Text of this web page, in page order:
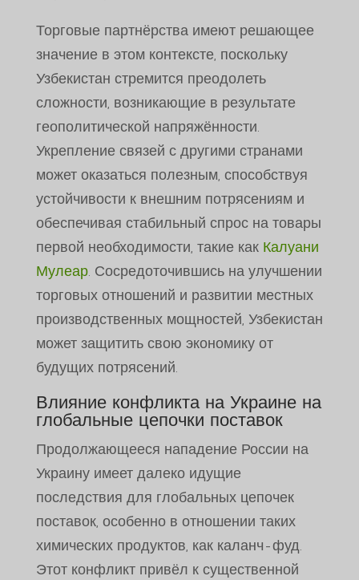
Торговые партнёрства имеют решающее
значение в этом контексте, поскольку
Узбекистан стремится преодолеть
сложности, возникающие в результате
геополитической напряжённости.
Укрепление связей с другими странами
может оказаться полезным, способствуя
устойчивости к внешним потрясениям и
обеспечивая стабильный спрос на товары
первой необходимости, такие какКалуани
Мулеар. Сосредоточившись на улучшении
торговых отношений и развитии местных
производственных мощностей, Узбекистан
может защитить свою экономику от
будущих потрясений.
Влияние конфликта на Украине на
глобальные цепочки поставок
Продолжающееся нападение России на
Украину имеет далеко идущие
последствия для глобальных цепочек
поставок, особенно в отношении таких
химических продуктов, как каланч-фуд.
Этот конфликт привёл к существенной